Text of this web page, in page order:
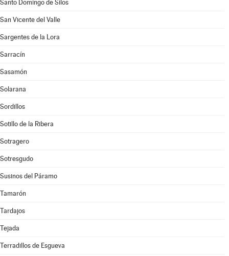
Santo Domingo de Silos
San Vicente del Valle
Sargentes de la Lora
Sarracín
Sasamón
Solarana
Sordillos
Sotillo de la Ribera
Sotragero
Sotresgudo
Susinos del Páramo
Tamarón
Tardajos
Tejada
Terradillos de Esgueva